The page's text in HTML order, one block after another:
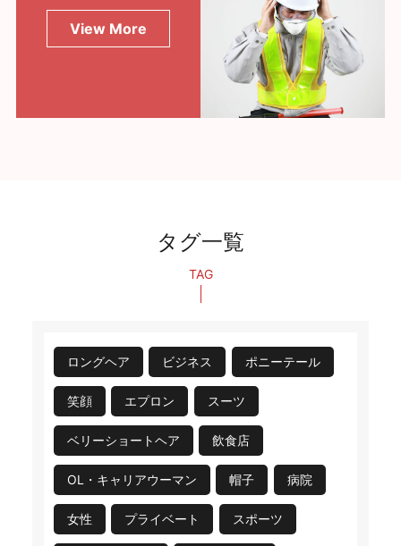
View More
タグ一覧
TAG
ロングヘア ビジネス ポニーテール
笑顔 エプロン スーツ
ベリーショートヘア 飲食店
OL・キャリアウーマン 帽子 病院
女性 プライベート スポーツ